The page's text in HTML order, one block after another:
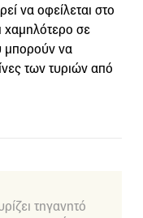
να οφείλεται στο
χαμηλότερο σε
μπορούν να
των τυριών από
τηγανητό